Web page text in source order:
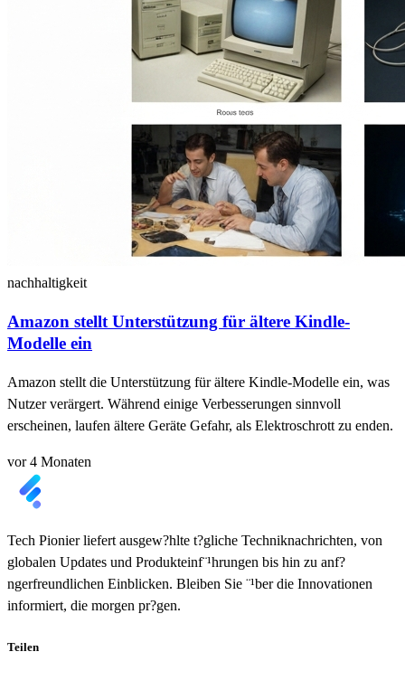
nachhaltigkeit
Amazon stellt Unterstützung für ältere Kindle-
Modelle ein
Amazon stellt die Unterstützung für ältere Kindle-Modelle ein, was
Nutzer verärgert. Während einige Verbesserungen sinnvoll
erscheinen, laufen ältere Geräte Gefahr, als Elektroschrott zu enden.
vor 4 Monaten
Tech Pionier liefert ausgew?hlte t?gliche Techniknachrichten, von
globalen Updates und Produkteinf¨¹hrungen bis hin zu anf?
ngerfreundlichen Einblicken. Bleiben Sie ¨¹ber die Innovationen
informiert, die morgen pr?gen.
Teilen